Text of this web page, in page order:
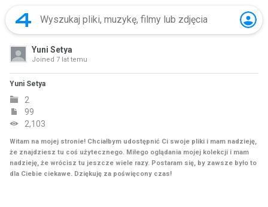
Yuni Setya
Joined 7 lat temu
Yuni Setya
2
99
2,103
Witam na mojej stronie! Chciałbym udostępnić Ci swoje pliki i mam nadzieję,
że znajdziesz tu coś użytecznego. Miłego oglądania mojej kolekcji i mam
nadzieję, że wrócisz tu jeszcze wiele razy. Postaram się, by zawsze było to
dla Ciebie ciekawe. Dziękuję za poświęcony czas!